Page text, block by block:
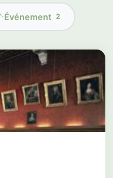
Événement 2